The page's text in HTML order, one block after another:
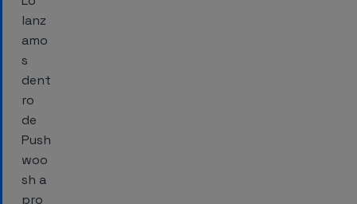
lanz
amo
s
dent
ro
de
Push
woo
sh a
pro